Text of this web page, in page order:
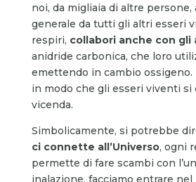
noi, da migliaia di altre persone,
generale da tutti gli altri esseri
respiri, collabori anche con gli
anidride carbonica, che loro
emettendo in cambio ossigeno.
in modo che gli esseri viventi si
vicenda.
Simbolicamente, si potrebbe
ci connette all’Universo, ogni
permette di fare scambi con
inalazione, facciamo entrare